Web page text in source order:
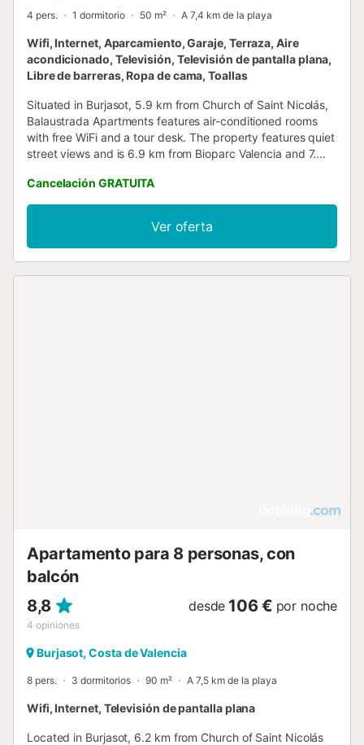
4 pers. 1 dormitorio 50 m² A 7,4 km de la playa
Wifi, Internet, Aparcamiento, Garaje, Terraza, Aire
acondicionado, Televisión, Televisión de pantalla plana,
Libre de barreras, Ropa de cama, Toallas
Situated in Burjasot, 5.9 km from Church of Saint Nicolás,
Balaustrada Apartments features air-conditioned rooms
with free WiFi and a tour desk. The property features quiet
street views and is 6.9 km from Bioparc Valencia and 7....
Cancelación GRATUITA
Ver oferta
Apartamento para 8 personas, con
balcón
8,8
4 opiniones
desde 106 € por noche
Burjasot, Costa de Valencia
8 pers. 3 dormitorios 90 m² A 7,5 km de la playa
Wifi, Internet, Televisión de pantalla plana
Located in Burjasot, 6.2 km from Church of Saint Nicolás